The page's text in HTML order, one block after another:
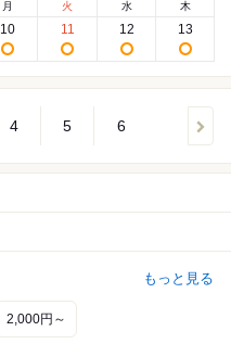
月
10
火
11
水
12
木
13
4 5 6
もっと見る
2,000円～